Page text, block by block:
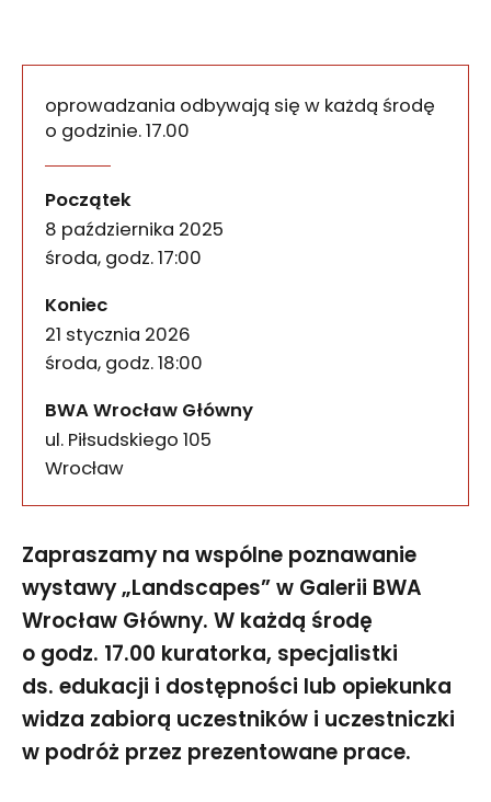
oprowadzania odbywają się w każdą środę
o godzinie. 17.00
Zapraszamy na wspólne poznawanie wystawy
Początek
8 października 2025
środa, godz. 17:00
Koniec
21 stycznia 2026
środa, godz. 18:00
BWA Wrocław Główny
ul. Piłsudskiego 105
50-085
Wrocław
Zapraszamy na wspólne poznawanie
wystawy „Landscapes” w Galerii BWA
Wrocław Główny. W każdą środę
o godz. 17.00 kuratorka, specjalistki
ds. edukacji i dostępności lub opiekunka
widza zabiorą uczestników i uczestniczki
w podróż przez prezentowane prace.